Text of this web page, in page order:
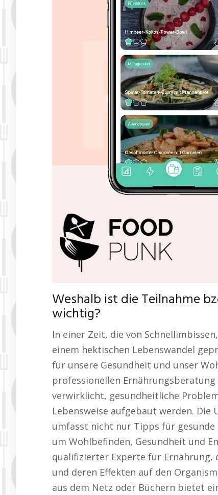
Weshalb ist die Teilnahme
wichtig?
In einer Zeit, die von
einem hektischen Lebenswandel
für unsere Gesundheit und unser
professionellen
verwirklicht, gesundheitliche
Lebensweise aufgebaut werden.
umfasst nicht nur Tipps für gesunde
um Wohlbefinden, Gesundheit und
qualifizierter Experte für
und deren Effekten auf den
aus dem Netz oder Büchern bietet